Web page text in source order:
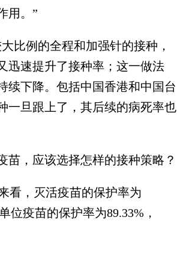
用。”
例的全程和加强针的接种，
迅速提升了接种率；这一做法
续下降。包括中国香港和中国台
一旦跟上了，其后续的病死率也
，应该选择怎样的接种策略？
，灭活疫苗的保护率为
位疫苗的保护率为89.33%，